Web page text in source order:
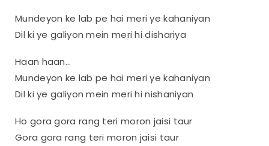
Mundeyon ke lab pe hai meri ye kahaniyan
Dil ki ye galiyon mein meri hi dishariya
Haan haan…
Mundeyon ke lab pe hai meri ye kahaniyan
Dil ki ye galiyon mein meri hi nishaniyan
Ho gora gora rang teri moron jaisi taur
Gora gora rang teri moron jaisi taur